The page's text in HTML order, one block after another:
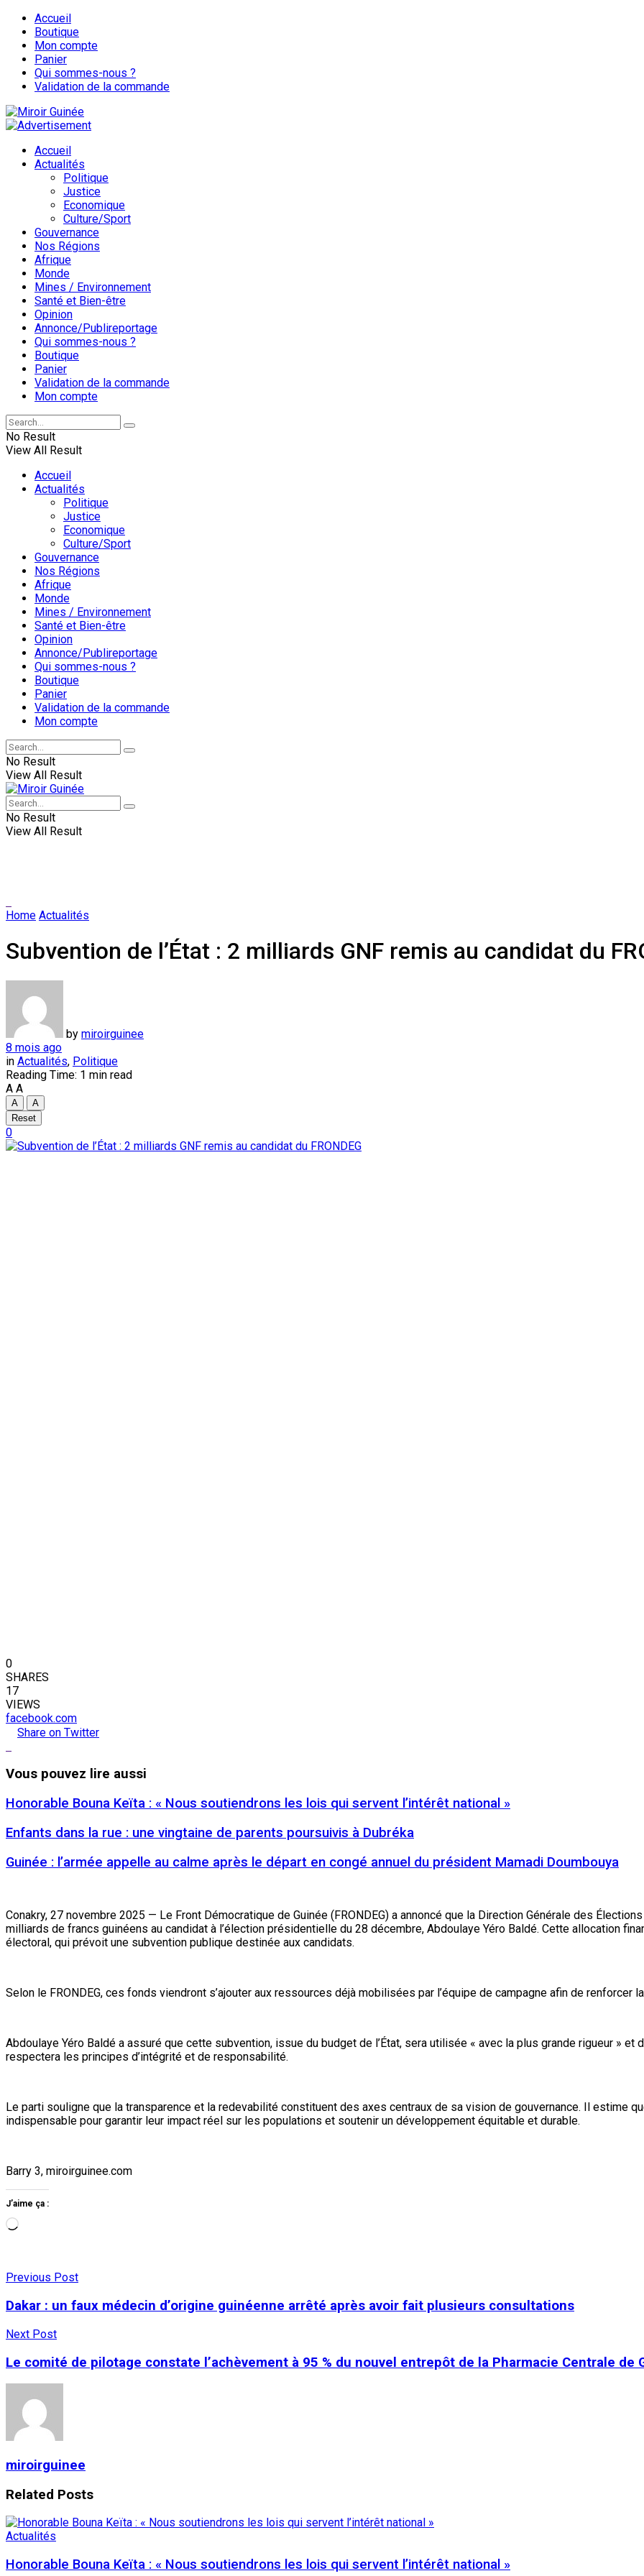
Accueil
Boutique
Mon compte
Panier
Qui sommes-nous ?
Validation de la commande
Accueil
Actualités
Politique
Justice
Economique
Culture/Sport
Gouvernance
Nos Régions
Afrique
Monde
Mines / Environnement
Santé et Bien-être
Opinion
Annonce/Publireportage
Qui sommes-nous ?
Boutique
Panier
Validation de la commande
Mon compte
No Result
View All Result
Accueil
Actualités
Politique
Justice
Economique
Culture/Sport
Gouvernance
Nos Régions
Afrique
Monde
Mines / Environnement
Santé et Bien-être
Opinion
Annonce/Publireportage
Qui sommes-nous ?
Boutique
Panier
Validation de la commande
Mon compte
No Result
View All Result
No Result
View All Result
Home Actualités
Subvention de l’État : 2 milliards GNF remis au candidat du
by miroirguinee
8 mois ago
in Actualités, Politique
Reading Time: 1 min read
A A
A
A
Reset
0
0
SHARES
17
VIEWS
facebook.com
Share on Twitter
Vous pouvez lire aussi
Honorable Bouna Keïta : « Nous soutiendrons les lois qui servent l’intérêt national »
Enfants dans la rue : une vingtaine de parents poursuivis à Dubréka
Guinée : l’armée appelle au calme après le départ en congé annuel du président Mamadi Doumbouya
Conakry, 27 novembre 2025 — Le Front Démocratique de Guinée (FRONDEG) a annoncé que la Direction Générale des
milliards de francs guinéens au candidat à l’élection présidentielle du 28 décembre, Abdoulaye Yéro Baldé. Cette allocation
électoral, qui prévoit une subvention publique destinée aux candidats.
Selon le FRONDEG, ces fonds viendront s’ajouter aux ressources déjà mobilisées par l’équipe de campagne afin de renforcer
Abdoulaye Yéro Baldé a assuré que cette subvention, issue du budget de l’État, sera utilisée « avec la plus grande rigueur » et
respectera les principes d’intégrité et de responsabilité.
Le parti souligne que la transparence et la redevabilité constituent des axes centraux de sa vision de gouvernance. Il estime
indispensable pour garantir leur impact réel sur les populations et soutenir un développement équitable et durable.
Barry 3, miroirguinee.com
J’aime ça :
Chargement…
Previous Post
Dakar : un faux médecin d’origine guinéenne arrêté après avoir fait plusieurs consultations
Next Post
Le comité de pilotage constate l’achèvement à 95 % du nouvel entrepôt de la Pharmacie Centrale de
miroirguinee
Related Posts
Actualités
Honorable Bouna Keïta : « Nous soutiendrons les lois qui servent l’intérêt national »